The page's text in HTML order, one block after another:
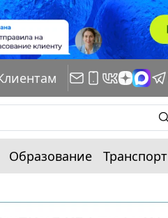
Образование Транспорт